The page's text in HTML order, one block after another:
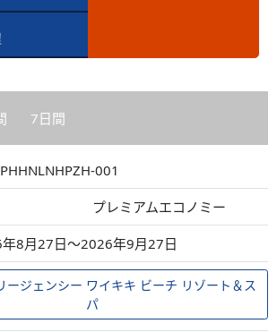
7日間
001
プレミアムエコノミー
8月27日～2026年9月27日
ージェンシー ワイキキ ビーチ リゾート＆ス
パ